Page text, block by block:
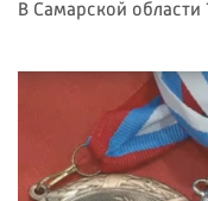
В Самарской области